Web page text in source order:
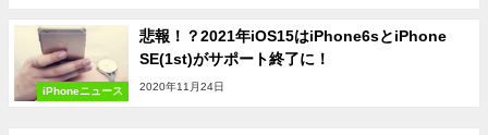
iPhoneニュース
悲報！？2021年iOS15はiPhone6sとiPhone
SE(1st)がサポート終了に！
2020年11月24日